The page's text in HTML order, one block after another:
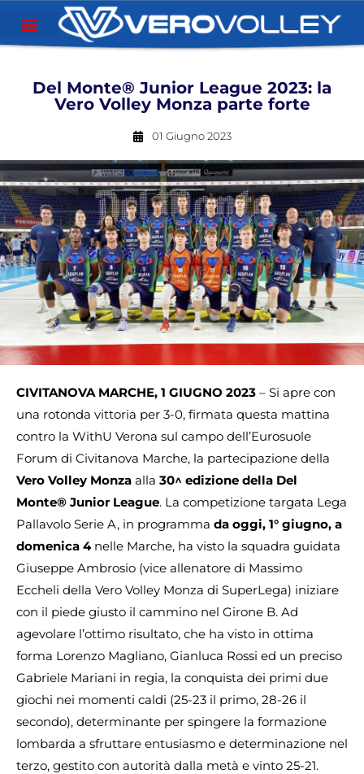
Del Monte® Junior League 2023: la
Vero Volley Monza parte forte
01 Giugno 2023
CIVITANOVA MARCHE, 1 GIUGNO 2023 – Si apre con
una rotonda vittoria per 3-0, firmata questa mattina
contro la WithU Verona sul campo dell’Eurosuole
Forum di Civitanova Marche, la partecipazione della
Vero Volley Monza alla 30^ edizione della Del
Monte® Junior League. La competizione targata Lega
Pallavolo Serie A, in programma da oggi, 1° giugno, a
domenica 4 nelle Marche, ha visto la squadra guidata
Giuseppe Ambrosio (vice allenatore di Massimo
Eccheli della Vero Volley Monza di SuperLega) iniziare
con il piede giusto il cammino nel Girone B. Ad
agevolare l’ottimo risultato, che ha visto in ottima
forma Lorenzo Magliano, Gianluca Rossi ed un preciso
Gabriele Mariani in regia, la conquista dei primi due
giochi nei momenti caldi (25-23 il primo, 28-26 il
secondo), determinante per spingere la formazione
lombarda a sfruttare entusiasmo e determinazione nel
terzo, gestito con autorità dalla metà e vinto 25-21.